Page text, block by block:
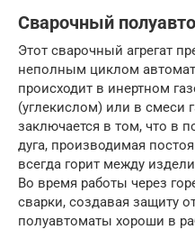
Сварочный
Этот сварочный агрегат
неполным циклом
происходит в инертном
(углекислом) или в смеси
заключается в том, что в
дуга, производимая
всегда горит между
Во время работы через
сварки, создавая защиту
полуавтоматы хороши в